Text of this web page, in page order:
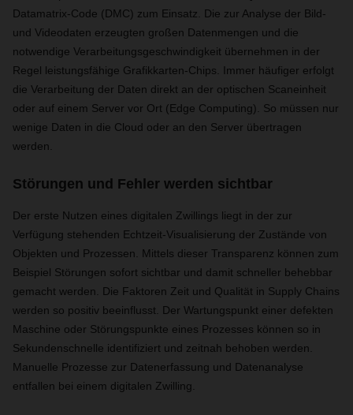
Datamatrix-Code (DMC) zum Einsatz. Die zur Analyse der Bild-
und Videodaten erzeugten großen Datenmengen und die
notwendige Verarbeitungsgeschwindigkeit übernehmen in der
Regel leistungsfähige Grafikkarten-Chips. Immer häufiger erfolgt
die Verarbeitung der Daten direkt an der optischen Scaneinheit
oder auf einem Server vor Ort (Edge Computing). So müssen nur
wenige Daten in die Cloud oder an den Server übertragen
werden.
Störungen und Fehler werden sichtbar
Der erste Nutzen eines digitalen Zwillings liegt in der zur
Verfügung stehenden Echtzeit-Visualisierung der Zustände von
Objekten und Prozessen. Mittels dieser Transparenz können zum
Beispiel Störungen sofort sichtbar und damit schneller behebbar
gemacht werden. Die Faktoren Zeit und Qualität in Supply Chains
werden so positiv beeinflusst. Der Wartungspunkt einer defekten
Maschine oder Störungspunkte eines Prozesses können so in
Sekundenschnelle identifiziert und zeitnah behoben werden.
Manuelle Prozesse zur Datenerfassung und Datenanalyse
entfallen bei einem digitalen Zwilling.